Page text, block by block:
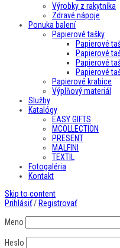
Výrobky z rakytníka
Zdravé nápoje
Ponuka balení
Papierové tašky
Papierové
Papierové
Papierové
Papierové
Papierové krabice
Výplňový materiál
Služby
Katalógy
EASY GIFTS
MCOLLECTION
PRESENT
MALFINI
TEXTIL
Fotogaléria
Kontakt
Skip to content
Prihlásiť/ Registrovať
Meno
Heslo